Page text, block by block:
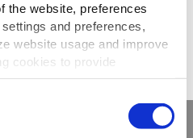
the website, preferences
and preferences,
website usage and improve
cookies to provide
you consent to the use of
your preferences,
RECEPTY